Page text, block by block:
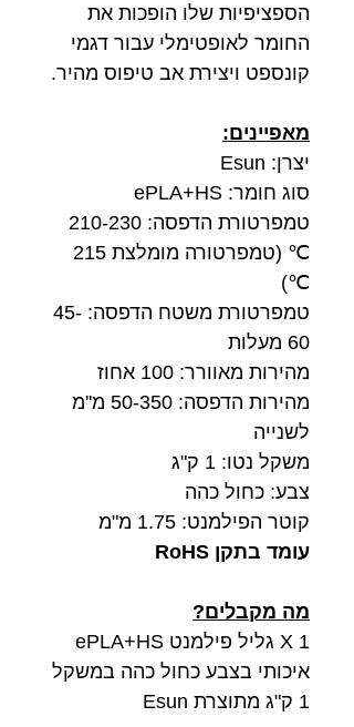
הספציפיות שלו הופכות את
החומר לאופטימלי עבור דגמי
קונספט ויצירת אב טיפוס מהיר.
מאפיינים:
יצרן: Esun
סוג חומר: ePLA+HS
טמפרטורת הדפסה: 210-230
℃ (טמפרטורה מומלצת 215
℃)
טמפרטורת משטח הדפסה: 45-
60 מעלות
מהירות מאוורר: 100 אחוז
מהירות הדפסה: 50-350 מ''מ
לשנייה
משקל נטו: 1 ק"ג
צבע: כחול כהה
קוטר הפילמנט: 1.75 מ"מ
עומד בתקן RoHS
מה מקבלים?
1 X גליל פילמנט ePLA+HS
איכותי בצבע כחול כהה במשקל
1 ק"ג מתוצרת Esun